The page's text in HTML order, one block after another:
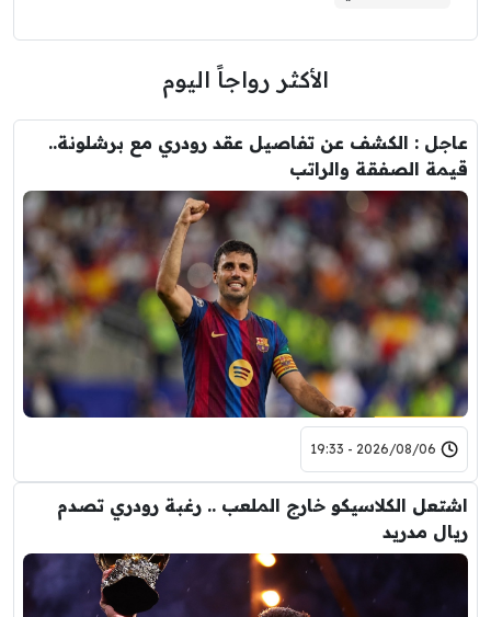
الأكثر رواجاً اليوم
عاجل : الكشف عن تفاصيل عقد رودري مع برشلونة..
قيمة الصفقة والراتب
2026/08/06 - 19:33
اشتعل الكلاسيكو خارج الملعب .. رغبة رودري تصدم
ريال مدريد